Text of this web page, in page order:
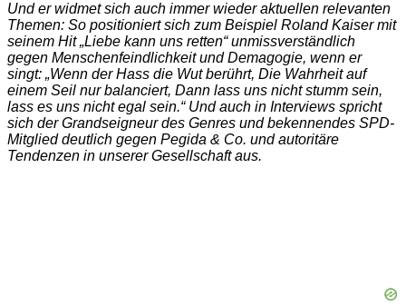
Und er widmet sich auch immer wieder aktuellen relevanten
Themen: So positioniert sich zum Beispiel Roland Kaiser mit
seinem Hit „Liebe kann uns retten“ unmissverständlich
gegen Menschenfeindlichkeit und Demagogie, wenn er
singt: „Wenn der Hass die Wut berührt, Die Wahrheit auf
einem Seil nur balanciert, Dann lass uns nicht stumm sein,
lass es uns nicht egal sein.“ Und auch in Interviews spricht
sich der Grandseigneur des Genres und bekennendes SPD-
Mitglied deutlich gegen Pegida & Co. und autoritäre
Tendenzen in unserer Gesellschaft aus.